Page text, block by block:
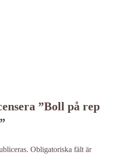
”Boll på rep
Obligatoriska fält är